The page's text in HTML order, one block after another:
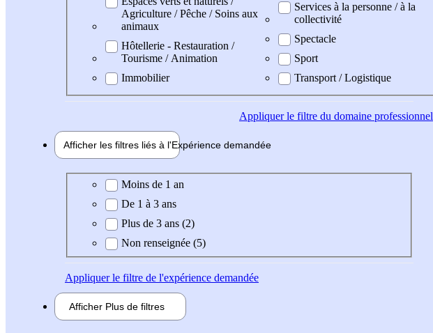
Agriculture / Pêche / Soins aux
animaux
Hôtellerie - Restauration /
Tourisme / Animation
Immobilier
Services à la personne / à la
collectivité
Spectacle
Sport
Transport / Logistique
Appliquerle filtre du domaine professionnel
Afficher les filtres liés à l'Expérience demandée
Expérience demandée
Moins de 1 an
De 1 à 3 ans
Plus de 3 ans (2)
Non renseignée (5)
Appliquerle filtre de l'expérience demandée
Afficher Plus de filtres